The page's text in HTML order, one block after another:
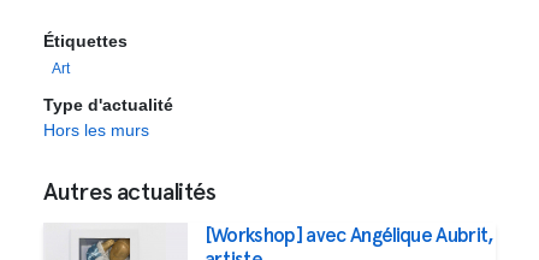
Étiquettes
Art
Type d'actualité
Hors les murs
Autres actualités
[Workshop] avec Angélique Aubrit,